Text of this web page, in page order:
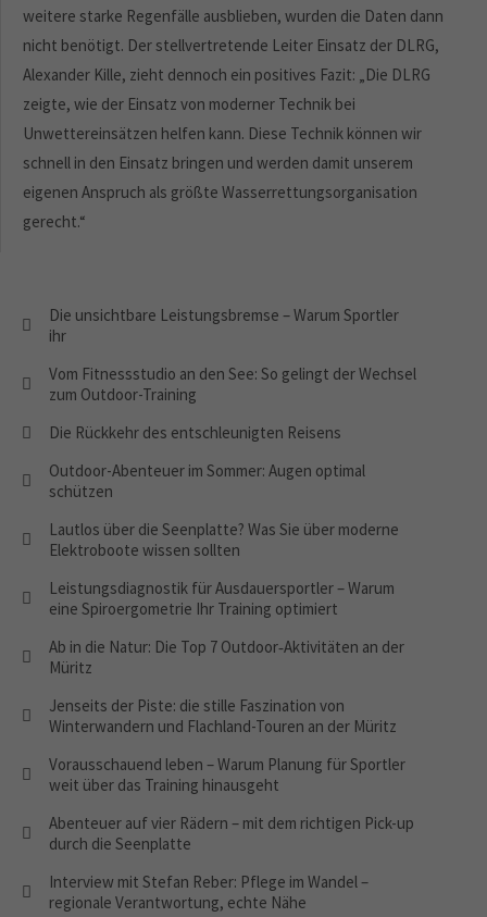
weitere starke Regenfälle ausblieben, wurden die Daten dann
nicht benötigt. Der stellvertretende Leiter Einsatz der DLRG,
Alexander Kille, zieht dennoch ein positives Fazit: „Die DLRG
zeigte, wie der Einsatz von moderner Technik bei
Unwettereinsätzen helfen kann. Diese Technik können wir
schnell in den Einsatz bringen und werden damit unserem
eigenen Anspruch als größte Wasserrettungsorganisation
gerecht.“
Die unsichtbare Leistungsbremse – Warum Sportler
ihr
Vom Fitnessstudio an den See: So gelingt der Wechsel
zum Outdoor-Training
Die Rückkehr des entschleunigten Reisens
Outdoor-Abenteuer im Sommer: Augen optimal
schützen
Lautlos über die Seenplatte? Was Sie über moderne
Elektroboote wissen sollten
Leistungsdiagnostik für Ausdauersportler – Warum
eine Spiroergometrie Ihr Training optimiert
Ab in die Natur: Die Top 7 Outdoor‑Aktivitäten an der
Müritz
Jenseits der Piste: die stille Faszination von
Winterwandern und Flachland-Touren an der Müritz
Vorausschauend leben – Warum Planung für Sportler
weit über das Training hinausgeht
Abenteuer auf vier Rädern – mit dem richtigen Pick-up
durch die Seenplatte
Interview mit Stefan Reber: Pflege im Wandel –
regionale Verantwortung, echte Nähe